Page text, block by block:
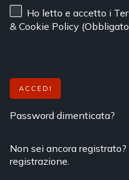
Ho letto e accetto i
& Cookie Policy
ACCEDI
Password dimenticata?
Non sei ancora
registrazione.